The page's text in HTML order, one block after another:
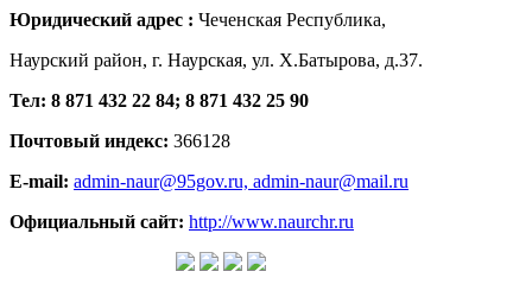
Юридический адрес : Чеченская Республика,
Наурский район, г. Наурская, ул. Х.Батырова, д.37.
Тел: 8 871 432 22 84; 8 871 432 25 90
Почтовый индекс: 366128
E-mail: admin-naur@95gov.ru, admin-naur@mail.ru
Официальный сайт: http://www.naurchr.ru